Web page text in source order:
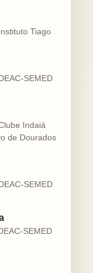
Tiago
SEMED
Indaiá
de Dourados
SEMED
SEMED